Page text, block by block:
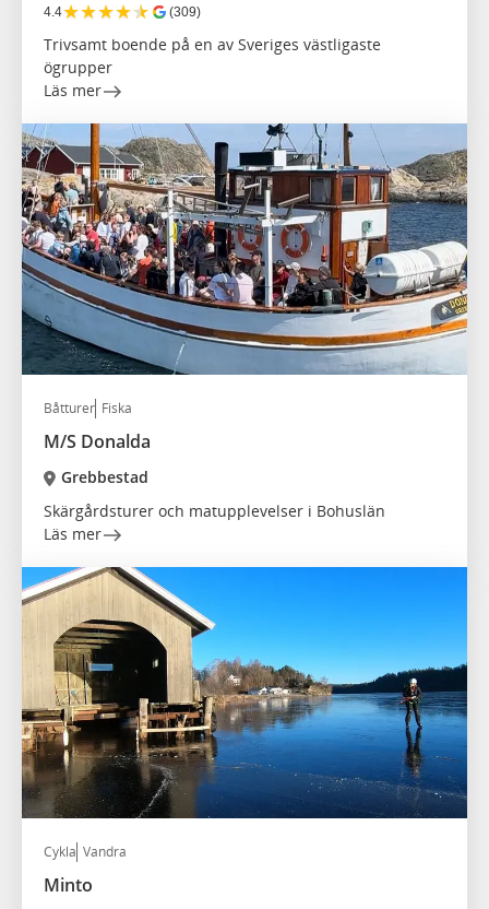
4.4★★★★★ (309)
Trivsamt boende på en av Sveriges västligaste
ögrupper
Läs mer
Båtturer Fiska
M/S Donalda
Grebbestad
Skärgårdsturer och matupplevelser i Bohuslän
Läs mer
Cykla Vandra
Minto